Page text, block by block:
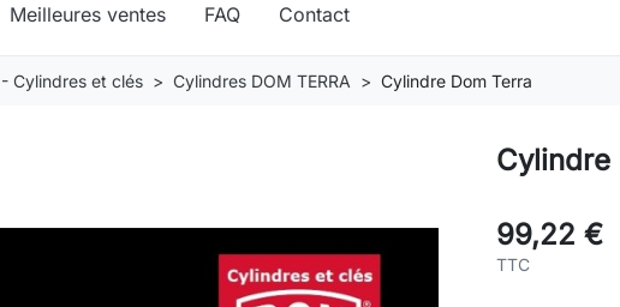
Meilleures ventes FAQ Contact
Cylindres et clés Cylindres DOM TERRA Cylindre Dom Terra
Cylindre
99,22 €
TTC